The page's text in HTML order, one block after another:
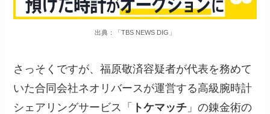
出典：「TBS NEWS DIG」
さっそくですが、福原敬済容疑者が代表を務めて
いた合同会社ネオリバースが運営する高級腕時計
シェアリングサービス「
トケマッチ 」の錬金術の